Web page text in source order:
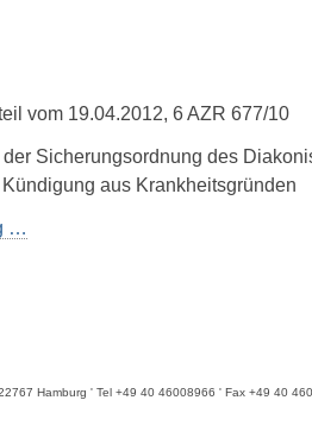
vom 19.04.2012, 6 AZR 677/10
Sicherungsordnung des
aus Krankheitsgründen
…
Hamburg ' Tel +49 40 46008966 ' Fax +49 40